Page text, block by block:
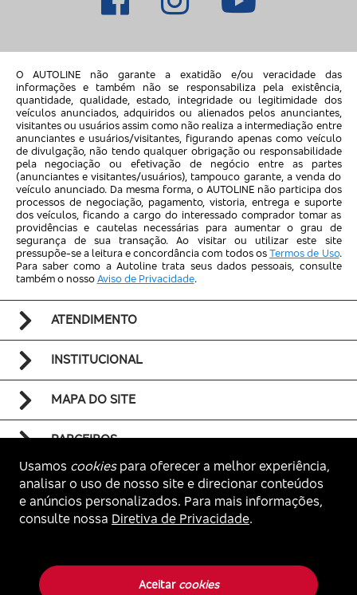
O AUTOLINE não garante a exatidão e/ou veracidade das
informações e também não se responsabiliza pela existência,
quantidade, qualidade, estado, integridade ou legitimidade dos
veículos anunciados, adquiridos ou alienados pelos anunciantes,
visitantes ou usuários assim como não realiza a intermediação entre
anunciantes e usuários/visitantes, figurando apenas como veículo
de divulgação, não tendo qualquer obrigação ou responsabilidade
pela negociação ou efetivação de negócio entre as partes
(anunciantes e visitantes/usuários), tampouco garante, a venda do
veículo anunciado. Da mesma forma, o AUTOLINE não participa dos
processos de negociação, pagamento, vistoria, entrega e suporte
dos veículos, ficando a cargo do interessado comprador tomar as
providências e cautelas necessárias para aumentar o grau de
segurança de sua transação. Ao visitar ou utilizar este site
pressupõe-se a leitura e concordância com todos osTermos de Uso.
Para saber como a Autoline trata seus dados pessoais, consulte
também o nossoAviso de Privacidade.
ATENDIMENTO
INSTITUCIONAL
MAPA DO SITE
PARCEIROS
Voltar ao topo
Usamos cookiespara oferecer a melhor experiência,
analisar o uso de nosso site e direcionar conteúdos
e anúncios personalizados. Para mais informações,
consulte nossa Diretiva de Privacidade.
Aceitar cookies